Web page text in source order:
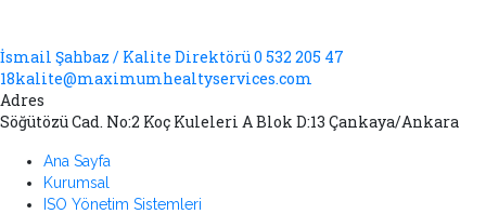
İsmail Şahbaz / Kalite Direktörü 0 532 205 47
18kalite@maximumhealtyservices.com
Adres
Söğütözü Cad. No:2 Koç Kuleleri A Blok D:13 Çankaya/Ankara
Ana Sayfa
Kurumsal
ISO Yönetim Sistemleri